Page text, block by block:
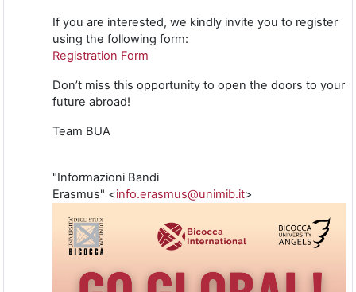
If you are interested, we kindly invite you to register
using the following form:
Registration Form
Don’t miss this opportunity to open the doors to your
future abroad!
Team BUA
"Informazioni Bandi
Erasmus" <info.erasmus@unimib.it>